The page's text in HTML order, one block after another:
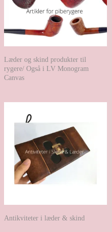
Læder og skind produkter til
rygere/ Også i LV Monogram
Canvas
Antikviteter i læder & skind